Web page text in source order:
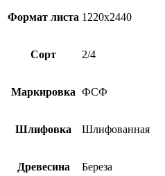
Формат листа 1220х2440
Сорт 2/4
Маркировка ФСФ
Шлифовка Шлифованная
Древесина Береза